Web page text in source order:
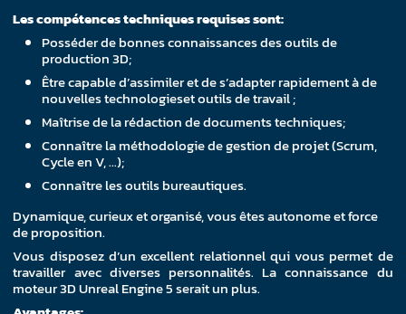
Les compétences techniques requises sont:
Posséder de bonnes connaissances des outils de
production 3D;
Être capable d’assimiler et de s’adapter rapidement à de
nouvelles technologieset outils de travail ;
Maîtrise de la rédaction de documents techniques;
Connaître la méthodologie de gestion de projet (Scrum,
Cycle en V, …);
Connaître les outils bureautiques.
Dynamique, curieux et organisé, vous êtes autonome et force
de proposition.
Vous disposez d’un excellent relationnel qui vous permet de
travailler avec diverses personnalités. La connaissance du
moteur 3D Unreal Engine 5 serait un plus.